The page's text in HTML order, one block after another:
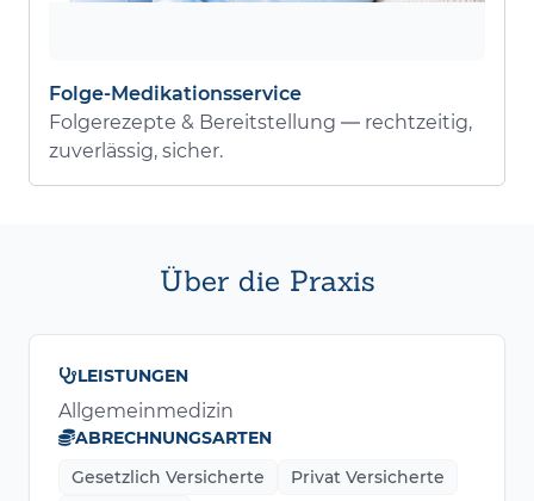
Folge-Medikationsservice
Folgerezepte & Bereitstellung — rechtzeitig,
zuverlässig, sicher.
Über die Praxis
LEISTUNGEN
Allgemeinmedizin
ABRECHNUNGSARTEN
Gesetzlich Versicherte
Privat Versicherte